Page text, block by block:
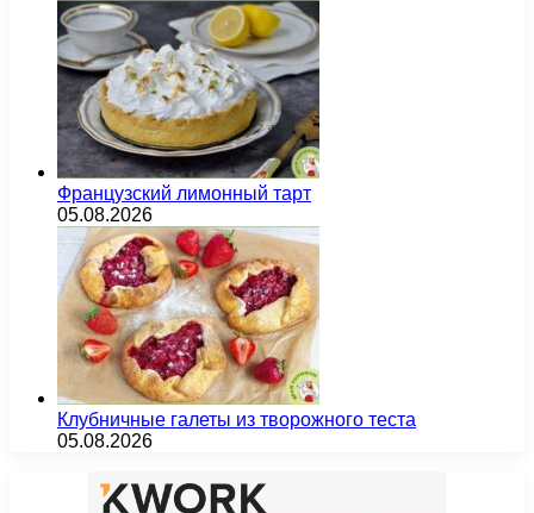
Французский лимонный тарт
05.08.2026
Клубничные галеты из творожного теста
05.08.2026